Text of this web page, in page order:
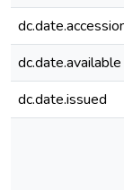
dc.date.available
dc.date.issued